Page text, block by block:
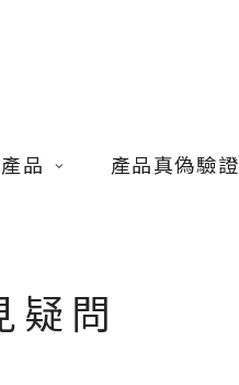
產品 產品真偽驗證
疑問